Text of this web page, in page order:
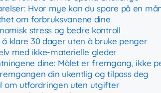
Hvor mye kan du spare på en
om forbruksvanene dine
stress og bedre kontroll
å klare 30 dager uten å bruke penger
med ikke-materielle gleder
dine: Målet er fremgang, ikke
din ukentlig og tilpass deg
om utfordringen uten utgifter